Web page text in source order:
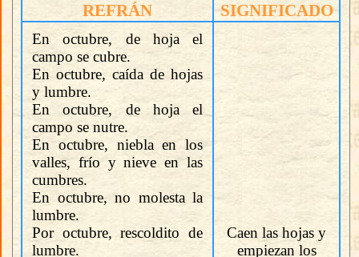
REFRÁN SIGNIFICADO
En octubre, de hoja el
campo se cubre.
En octubre, caída de hojas
y lumbre.
En octubre, de hoja el
campo se nutre.
En octubre, niebla en los
valles, frío y nieve en las
cumbres.
En octubre, no molesta la
lumbre.
Por octubre, rescoldito de
lumbre.
Caen las hojas y
empiezan los